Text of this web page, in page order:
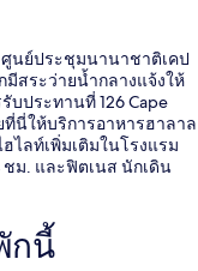
ศูนย์ประชุมนานาชาติเคป
มีสระว่ายน้ำกลางแจ้งให้
บประทานที่ 126 Cape
ที่นี่ให้บริการอาหารฮาลาล
ไลท์เพิ่มเติมในโรงแรม
ม. และฟิตเนส นักเดิน
กนี้